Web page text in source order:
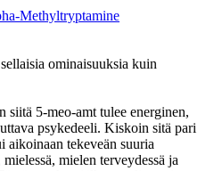
Methyltryptamine
ominaisuuksia kuin
siitä 5-meo-amt tulee energinen,
psykedeeli. Kiskoin sitä pari
aikoinaan tekeveän suuria
mielen terveydessä ja